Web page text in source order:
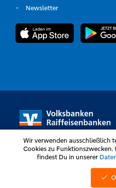
Newsletter
Volksbanken Raiffeisenbanken
Wir verwenden ausschließlich
Cookies zu
findest Du in unserer